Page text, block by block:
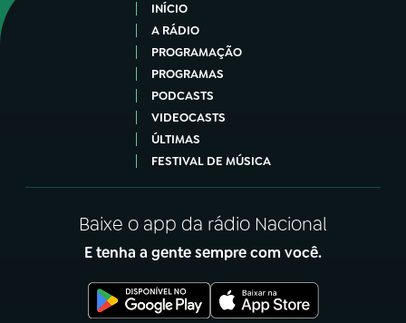
INÍCIO
A RÁDIO
PROGRAMAÇÃO
PROGRAMAS
PODCASTS
VIDEOCASTS
ÚLTIMAS
FESTIVAL DE MÚSICA
Baixe o app da rádio Nacional
E tenha a gente sempre com você.